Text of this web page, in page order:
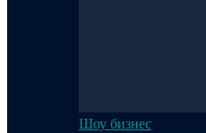
Шоу бизнес